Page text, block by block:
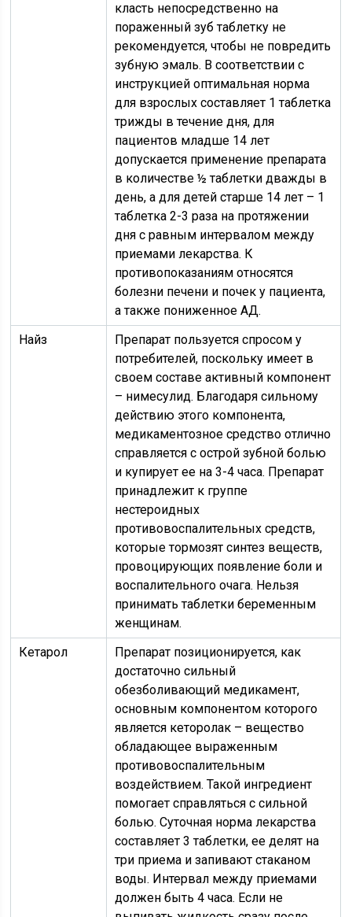
класть непосредственно на
пораженный зуб таблетку не
рекомендуется, чтобы не повредить
зубную эмаль. В соответствии с
инструкцией оптимальная норма
для взрослых составляет 1 таблетка
трижды в течение дня, для
пациентов младше 14 лет
допускается применение препарата
в количестве ½ таблетки дважды в
день, а для детей старше 14 лет – 1
таблетка 2-3 раза на протяжении
дня с равным интервалом между
приемами лекарства. К
противопоказаниям относятся
болезни печени и почек у пациента,
а также пониженное АД.
Найз
Препарат пользуется спросом у
потребителей, поскольку имеет в
своем составе активный компонент
– нимесулид. Благодаря сильному
действию этого компонента,
медикаментозное средство отлично
справляется с острой зубной болью
и купирует ее на 3-4 часа. Препарат
принадлежит к группе
нестероидных
противовоспалительных средств,
которые тормозят синтез веществ,
провоцирующих появление боли и
воспалительного очага. Нельзя
принимать таблетки беременным
женщинам.
Кетарол
Препарат позиционируется, как
достаточно сильный
обезболивающий медикамент,
основным компонентом которого
является кеторолак – вещество
обладающее выраженным
противовоспалительным
воздействием. Такой ингредиент
помогает справляться с сильной
болью. Суточная норма лекарства
составляет 3 таблетки, ее делят на
три приема и запивают стаканом
воды. Интервал между приемами
должен быть 4 часа. Если не